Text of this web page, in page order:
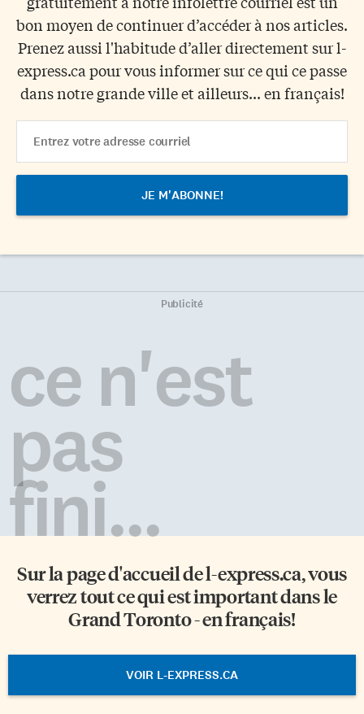
bon moyen de continuer d’accéder à nos articles.
Prenez aussi l'habitude d’aller directement sur l-
express.ca pour vous informer sur ce qui ce passe
dans notre grande ville et ailleurs... en français!
Address
Publicité
ce n'est
pas
fini...
Sur la page d'accueil del-express.ca, vous
verrez tout ce qui est important dans le
Grand Toronto - en français!
VOIR L-EXPRESS.CA